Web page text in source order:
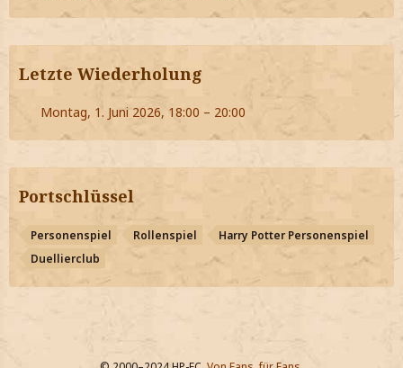
Letzte Wiederholung
Montag, 1. Juni 2026, 18:00 – 20:00
Portschlüssel
Personenspiel Rollenspiel
Harry Potter Personenspiel
Duellierclub